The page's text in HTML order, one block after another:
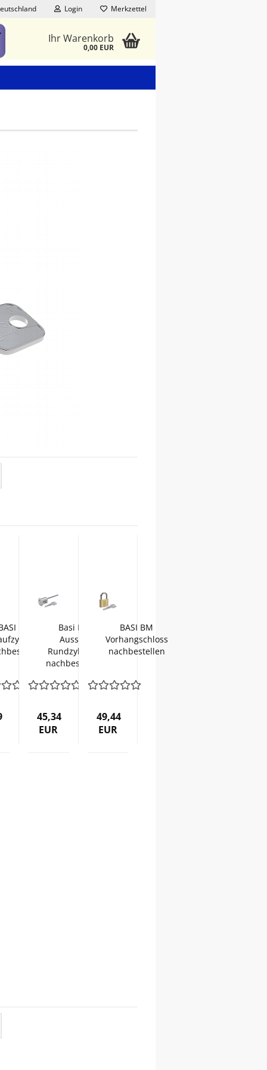
Login Merkzettel
Ihr Warenkorb
0,00 EUR
BM
Basi BM
Aussen
Rundzylinder
nachbestellen
45,34
EUR
BASI BM
Vorhangschloss
nachbestellen
49,44
EUR